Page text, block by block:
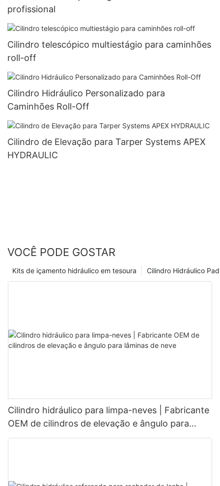
profissional
Cilindro telescópico multiestágio para caminhões
roll-off
Cilindro Hidráulico Personalizado para
Caminhões Roll-Off
Cilindro de Elevação para Tarper Systems APEX
HYDRAULIC
VOCÊ PODE GOSTAR
Cilindro Hidráulico
Kits de içamento hidráulico em tesoura
Cilindro hidráulico para limpa-neves | Fabricante
OEM de cilindros de elevação e ângulo para
lâminas de neve